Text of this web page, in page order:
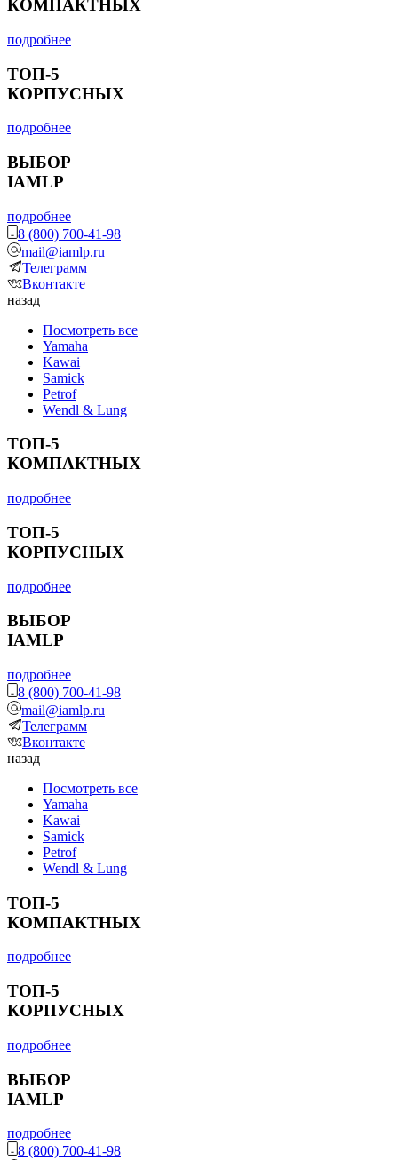
КОМПАКТНЫХ
подробнее
ТОП-5
КОРПУСНЫХ
подробнее
ВЫБОР
IAMLP
подробнее
8 (800) 700-41-98
mail@iamlp.ru
Телеграмм
Вконтакте
назад
Посмотреть все
Yamaha
Kawai
Samick
Petrof
Wendl & Lung
ТОП-5
КОМПАКТНЫХ
подробнее
ТОП-5
КОРПУСНЫХ
подробнее
ВЫБОР
IAMLP
подробнее
8 (800) 700-41-98
mail@iamlp.ru
Телеграмм
Вконтакте
назад
Посмотреть все
Yamaha
Kawai
Samick
Petrof
Wendl & Lung
ТОП-5
КОМПАКТНЫХ
подробнее
ТОП-5
КОРПУСНЫХ
подробнее
ВЫБОР
IAMLP
подробнее
8 (800) 700-41-98